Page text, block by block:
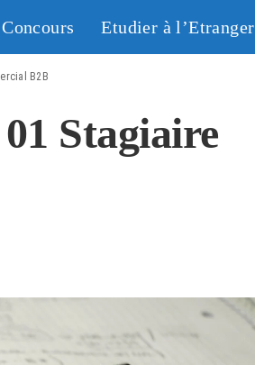
Concours Etudier à l’Etranger
B2B
Stagiaire